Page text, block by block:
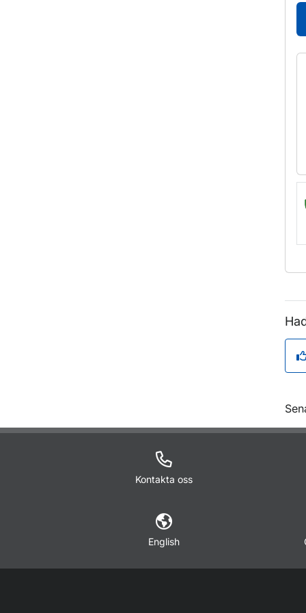
Kontakta oss
English